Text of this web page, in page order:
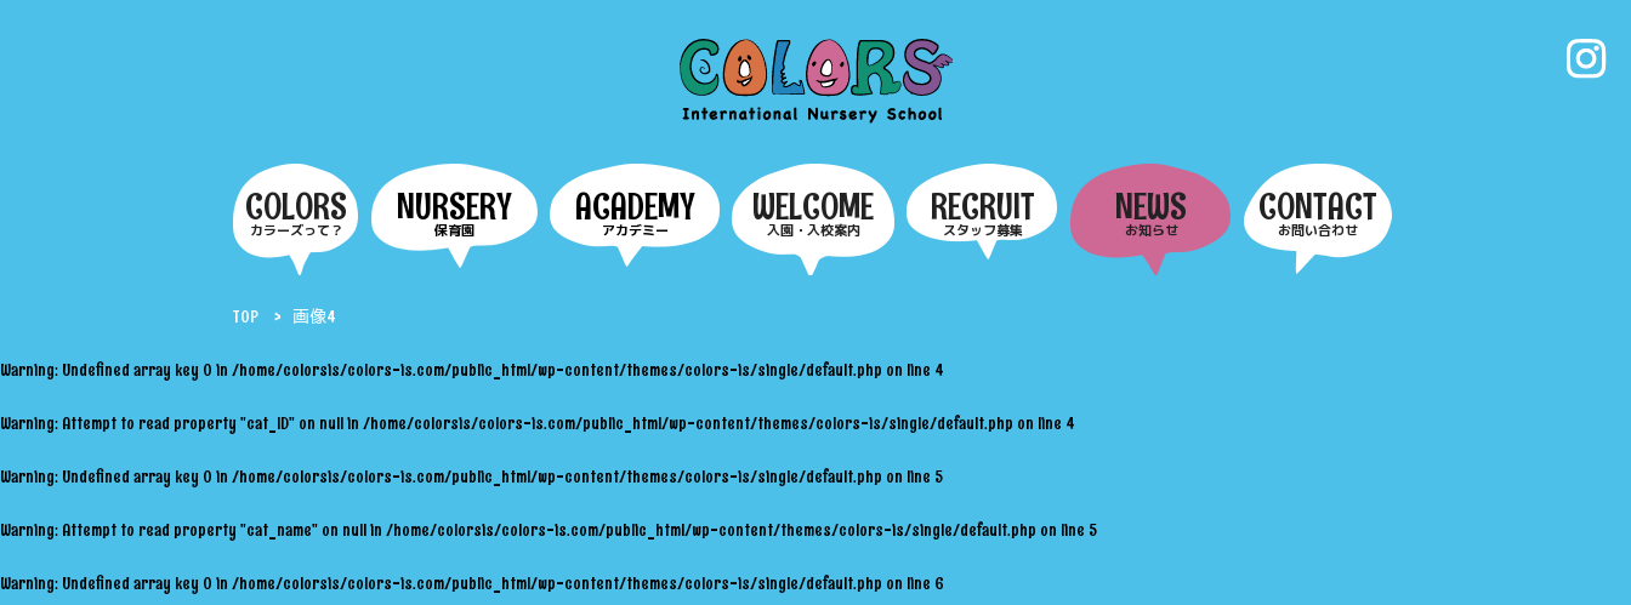
COLORS
カラーズって？
NURSERY
保育園
ACADEMY
アカデミー
WELCOME
入園・入校案内
RECRUIT
スタッフ募集
NEWS
お知らせ
CONTACT
お問い合わせ
TOP 画像4
Warning: Undefined array key 0 in /home/colorsis/colors-is.com/public_html/wp-content/themes/colors-is/single/default.php on line 4
Warning: Attempt to read property "cat_ID" on null in /home/colorsis/colors-is.com/public_html/wp-content/themes/colors-is/single/default.php on line 4
Warning: Undefined array key 0 in /home/colorsis/colors-is.com/public_html/wp-content/themes/colors-is/single/default.php on line 5
Warning: Attempt to read property "cat_name" on null in /home/colorsis/colors-is.com/public_html/wp-content/themes/colors-is/single/default.php on line 5
Warning: Undefined array key 0 in /home/colorsis/colors-is.com/public_html/wp-content/themes/colors-is/single/default.php on line 6